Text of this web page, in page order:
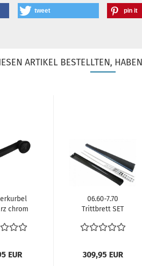
tweet pin it
ARTIKEL BESTELLTEN,
chrom
EUR
06.60-7.70
Trittbrett SET
Käfer
309,95 EUR